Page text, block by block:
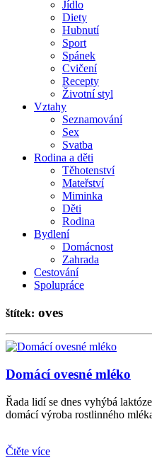
Jídlo
Diety
Hubnutí
Sport
Spánek
Cvičení
Recepty
Životní styl
Vztahy
Seznamování
Sex
Svatba
Rodina a děti
Těhotenství
Mateřství
Miminka
Děti
Rodina
Bydlení
Domácnost
Zahrada
Cestování
Spolupráce
štítek: oves
Domácí ovesné mléko
Řada lidí se dnes vyhýbá
domácí výroba rostlinného
Čtěte více